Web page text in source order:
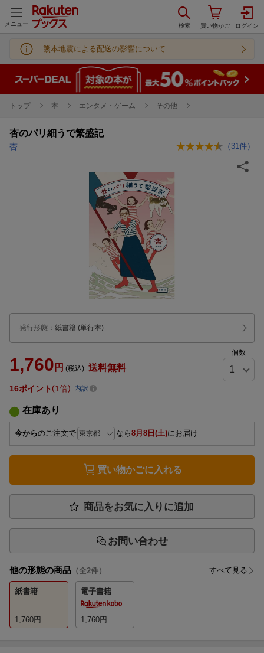
メニュー
熊本地震による配送の影響について
トップ 本 エンタメ・ゲーム その他
杏のパリ細うで繁盛記
杏 （ 31 件）
発行形態 ： 紙書籍 (単行本)
1,760 円 (税込) 送料無料
個数
16ポイント 1倍 内訳
在庫あり
今からのご注文で なら8月8日(土)にお届け
買い物かごに入れる
商品をお気に入りに追加
お問い合わせ
他の形態の商品 （全2件） すべて見る
紙書籍
1,760円
電子書籍
1,760円